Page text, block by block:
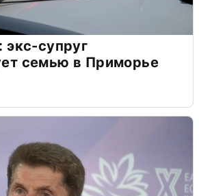
экс-супруг
семью в Приморье